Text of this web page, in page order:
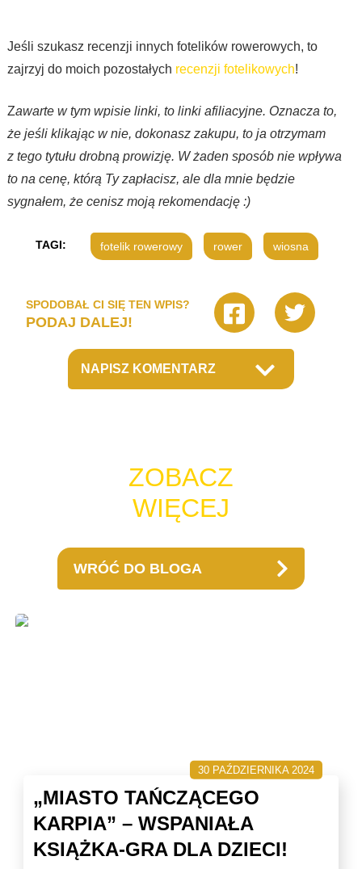
Jeśli szukasz recenzji innych fotelików rowerowych, to
zajrzyj do moich pozostałych recenzji fotelikowych!
Zawarte w tym wpisie linki, to linki afiliacyjne. Oznacza to,
że jeśli klikając w nie, dokonasz zakupu, to ja otrzymam
z tego tytułu drobną prowizję. W żaden sposób nie wpływa
to na cenę, którą Ty zapłacisz, ale dla mnie będzie
sygnałem, że cenisz moją rekomendację :)
TAGI: fotelik rowerowy rower wiosna
SPODOBAŁ CI SIĘ TEN WPIS?
PODAJ DALEJ!
NAPISZ KOMENTARZ
ZOBACZ
WIĘCEJ
WRÓĆ DO BLOGA
30 PAŹDZIERNIKA 2024
„MIASTO TAŃCZĄCEGO
KARPIA” – WSPANIAŁA
KSIĄŻKA-GRA DLA DZIECI!